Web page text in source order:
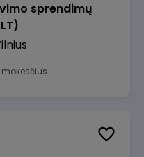
sprendimų
mokesčius